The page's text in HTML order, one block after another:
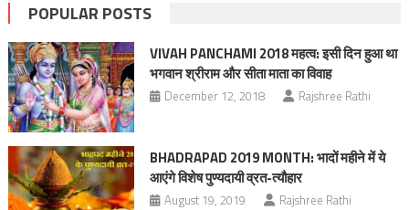
POPULAR POSTS
VIVAH PANCHAMI 2018 महत्व: इसी दिन हुआ था
भगवान श्रीराम और सीता माता का विवाह
December 12, 2018 Rajshree Rathi
BHADRAPAD 2019 MONTH: भादों महीने में ये
आएंगे विशेष पुण्यदायी व्रत-त्यौहार
August 19, 2019 Rajshree Rathi